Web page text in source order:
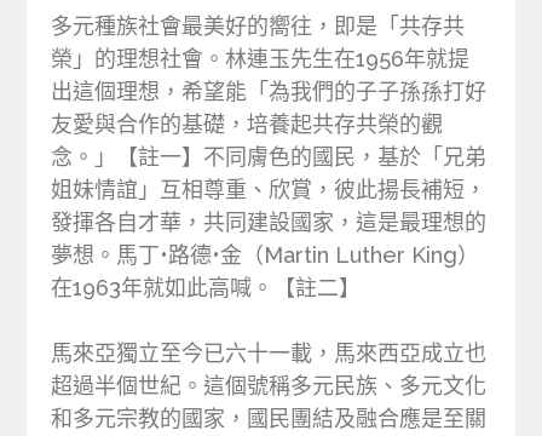
多元種族社會最美好的嚮往，即是「共存共
榮」的理想社會。林連玉先生在1956年就提
出這個理想，希望能「為我們的子子孫孫打好
友愛與合作的基礎，培養起共存共榮的觀
念。」【註一】不同膚色的國民，基於「兄弟
姐妹情誼」互相尊重、欣賞，彼此揚長補短，
發揮各自才華，共同建設國家，這是最理想的
夢想。馬丁•路德•金（Martin Luther King）
在1963年就如此高喊。【註二】
馬來亞獨立至今已六十一載，馬來西亞成立也
超過半個世紀。這個號稱多元民族、多元文化
和多元宗教的國家，國民團結及融合應是至關